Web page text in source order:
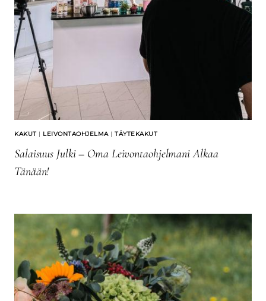
KAKUT | LEIVONTAOHJELMA| TÄYTEKAKUT
Salaisuus Julki – Oma Leivontaohjelmani Alkaa
Tänään!